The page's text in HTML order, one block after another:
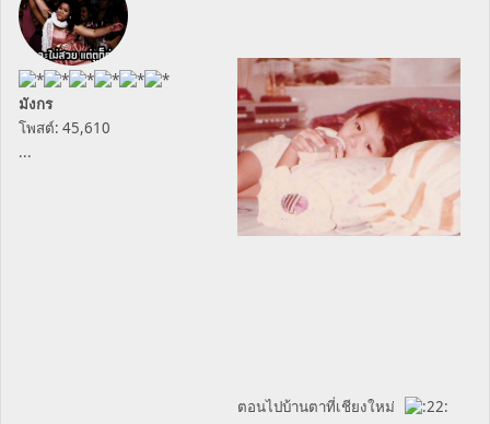
มังกร
โพสต์: 45,610
...
ตอนไปบ้านตาที่เชียงใหม่